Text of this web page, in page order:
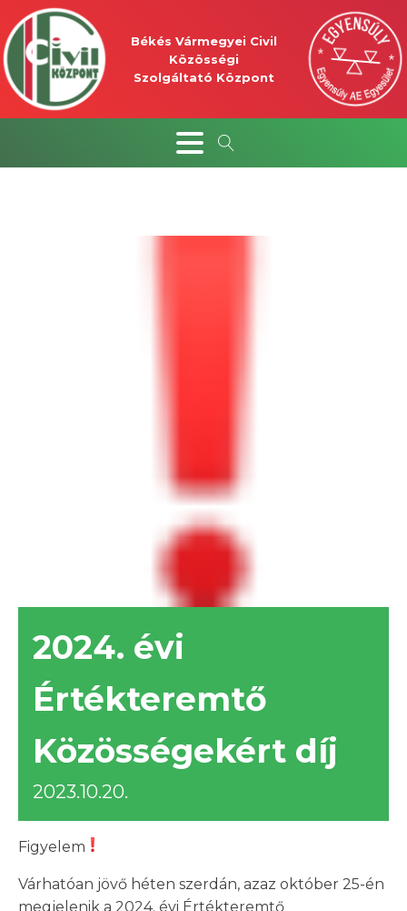
Békés Vármegyei Civil
Közösségi
Szolgáltató Központ
2024. évi
Értékteremtő
Közösségekért díj
2023.10.20.
Figyelem
Várhatóan jövő héten szerdán, azaz október 25-én
megjelenik a 2024. évi Értékteremtő